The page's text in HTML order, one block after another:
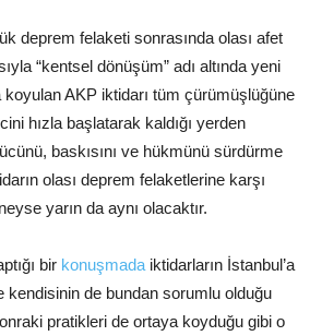
deprem felaketi sonrasında olası afet
“kentsel dönüşüm” adı altında yeni
koyulan AKP iktidarı tüm çürümüşlüğüne
hızla başlatarak kaldığı yerden
baskısını ve hükmünü sürdürme
olası deprem felaketlerine karşı
yarın da aynı olacaktır.
bir konuşmada iktidarların İstanbul’a
kendisinin de bundan sorumlu olduğu
pratikleri de ortaya koyduğu gibi o